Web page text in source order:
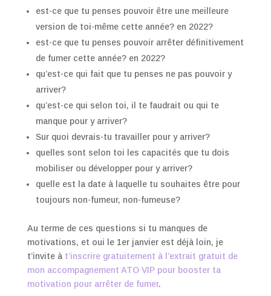
est-ce que tu penses pouvoir être une meilleure
version de toi-même cette année? en 2022?
est-ce que tu penses pouvoir arrêter définitivement
de fumer cette année? en 2022?
qu’est-ce qui fait que tu penses ne pas pouvoir y
arriver?
qu’est-ce qui selon toi, il te faudrait ou qui te
manque pour y arriver?
Sur quoi devrais-tu travailler pour y arriver?
quelles sont selon toi les capacités que tu dois
mobiliser ou développer pour y arriver?
quelle est la date à laquelle tu souhaites être pour
toujours non-fumeur, non-fumeuse?
Au terme de ces questions si tu manques de
motivations, et oui le 1er janvier est déjà loin, je
t’invite à t’inscrire gratuitement à l’extrait gratuit de
mon accompagnement ATO VIP pour booster ta
motivation pour arrêter de fumer.